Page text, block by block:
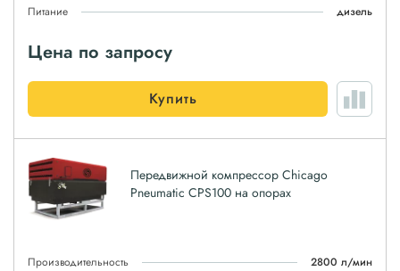
Питание
дизель
Цена по запросу
Купить
Передвижной компрессор Chicago
Pneumatic CPS100 на опорах
Производительность
2800 л/мин